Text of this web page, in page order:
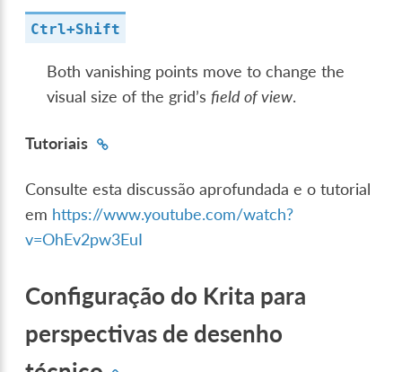
Ctrl+Shift
Both vanishing points move to change the
visual size of the grid’sfield of view.
Tutoriais
Consulte esta discussão aprofundada e o tutorial
em https://www.youtube.com/watch?
v=OhEv2pw3EuI
Configuração do Krita para
perspectivas de desenho